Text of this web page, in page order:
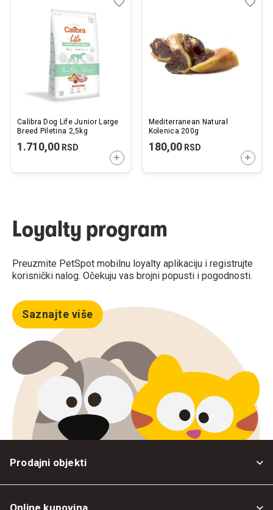
Calibra Dog Life Junior Large
Breed Piletina 2,5kg
1.710,00 RSD
DODAJTE U KORPU
Mediterranean Natural
Kolenica 200g
180,00RSD
Loyalty program
Preuzmite PetSpot mobilnu loyalty aplikaciju i registrujte
korisnički nalog. Očekuju vas brojni popusti i pogodnosti.
Saznajte više
Prodajni objekti